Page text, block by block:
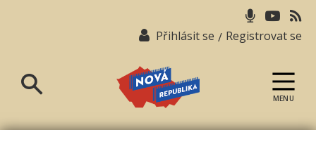
Přihlásit se / Registrovat se
republika
MENU